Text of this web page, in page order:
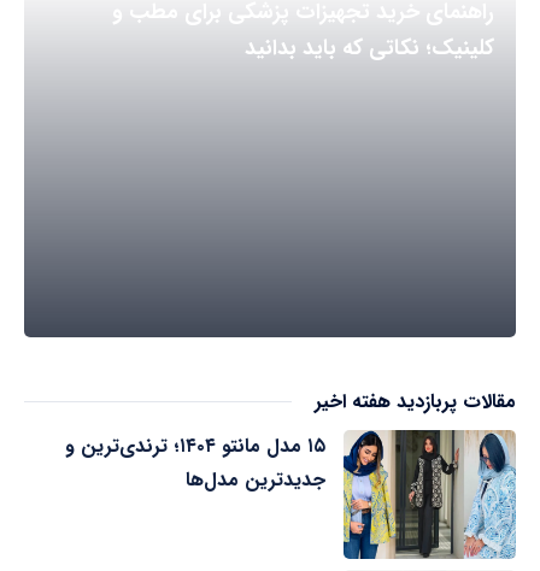
راهنمای خرید تجهیزات پزشکی برای مطب و
کلینیک؛ نکاتی که باید بدانید
مقالات پربازدید هفته اخیر
۱۵ مدل مانتو ۱۴۰۴؛ ترندی‌ترین و
جدیدترین مدل‌ها